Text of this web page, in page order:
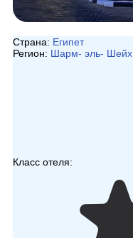
Страна: Египет
Регион: Шарм- эль- Шейх
Класс отеля: